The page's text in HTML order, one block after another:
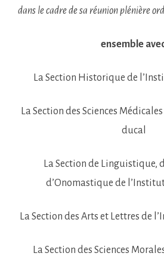
dans le cadre de sa réunion plénière
ensemble
La Section Historique de
La Section des Sciences
ducal
La Section de Linguistique,
d’Onomastique de
La Section des Arts et Lettres de
La Section des Sciences